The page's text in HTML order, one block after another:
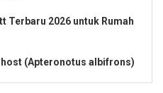
Terbaru 2026 untuk Rumah
(Apteronotus albifrons)